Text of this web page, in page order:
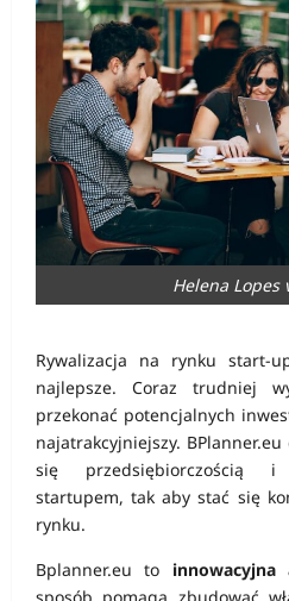
Helena Lopes
Rywalizacja na rynku start-
najlepsze. Coraz trudniej
przekonać potencjalnych
najatrakcyjniejszy.
się przedsiębiorczością i
startupem, tak aby stać się
rynku.
Bplanner.eu to innowacyjna